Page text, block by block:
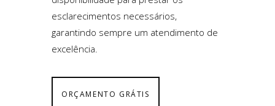
esclarecimentos necessários,
garantindo sempre um atendimento de
excelência.
ORÇAMENTO GRÁTIS